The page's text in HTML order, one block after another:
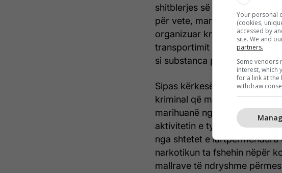
shitblerjes së narkotikëve,
për vete, marrin pjesë
organizuar kriminal me
transportimit të substancave
si substanca psikotrope dhe
Sipas kërkesës së
kriminal që merret me
marihuanë nga shtetet e
aktivitetin e tyre e zhvillojnë
nga shtetet e
narkotikun ta fshehin nëpër
mallrave të ndryshme
Your personal
(cookies,
accessed by
site. We and
partners.
Some vendors
interest, which
for a link at
withdraw